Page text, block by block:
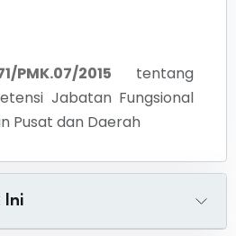
PMK.07/2015
tentang
Jabatan Fungsional
Pusat dan Daerah
Ini